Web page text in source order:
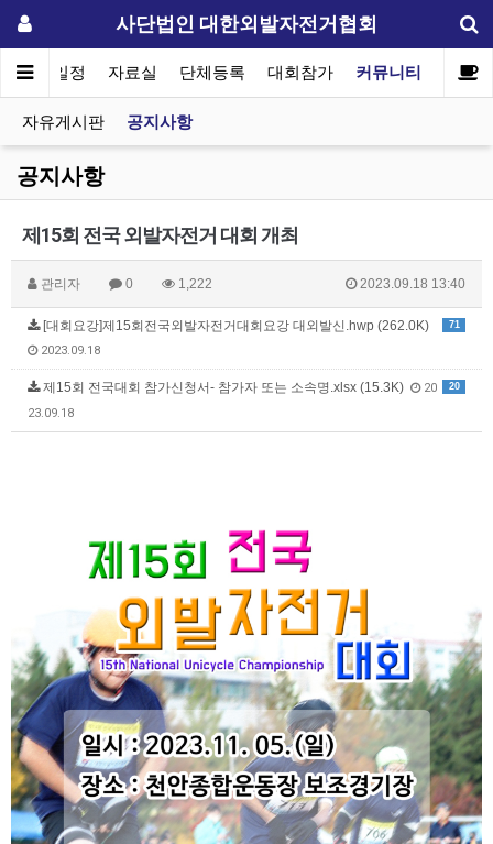
사단법인 대한외발자전거협회
협회일정 자료실 단체등록 대회참가 커뮤니티
자유게시판 공지사항
공지사항
제15회 전국 외발자전거 대회 개최
관리자 0 1,222 2023.09.18 13:40
71
[대회요강]제15회전국외발자전거대회요강 대외발신.hwp (262.0K)
2023.09.18
20
제15회 전국대회 참가신청서- 참가자 또는 소속명.xlsx (15.3K)
20
23.09.18